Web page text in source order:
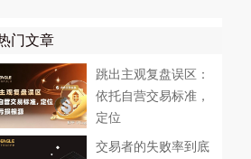
门文章
跳出主观复盘误区：
依托自营交易标准，
定位
交易者的失败率到底